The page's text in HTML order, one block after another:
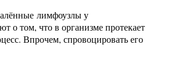
лимфоузлы у
о том, что в организме протекает
Впрочем, спровоцировать его